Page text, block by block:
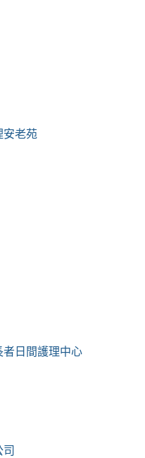
安老苑
日間護理中心